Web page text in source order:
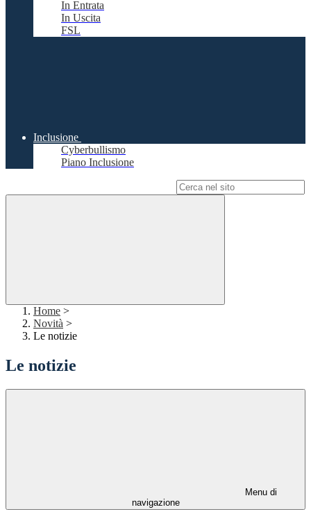
In Entrata
In Uscita
FSL
Inclusione
Cyberbullismo
Piano Inclusione
Home >
Novità >
Le notizie
Le notizie
Menu di
navigazione